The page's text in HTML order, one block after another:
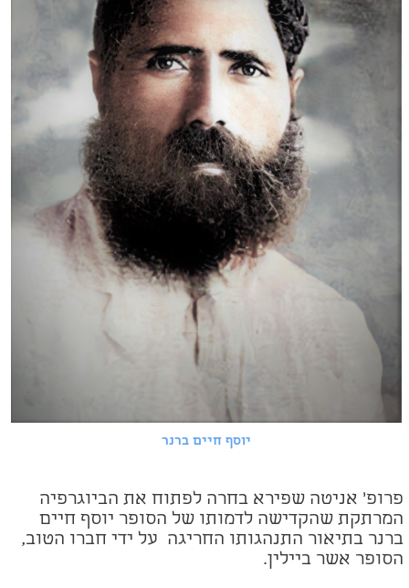
יוסף חיים ברנר
פרופ' אניטה שפירא בחרה לפתוח את הביוגרפיה
המרתקת שהקדישה לדמותו של הסופר יוסף חיים
ברנר בתיאור התנהגותו החריגה על ידי חברו הטוב,
הסופר אשר ביילין.